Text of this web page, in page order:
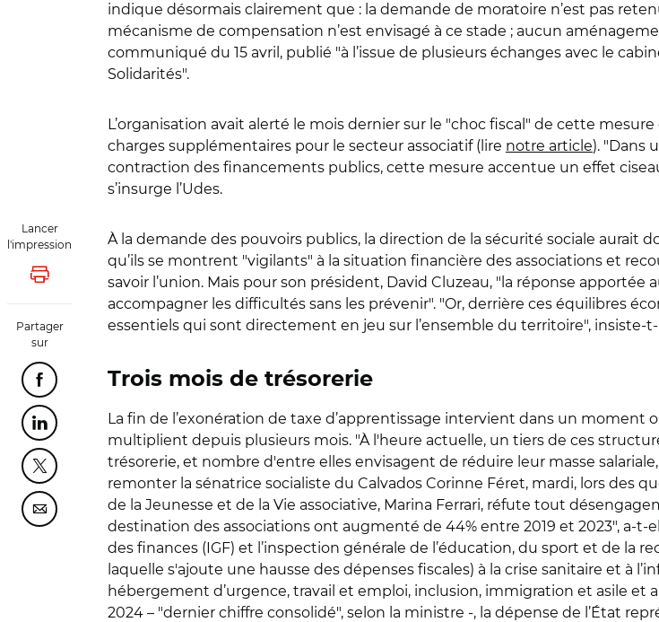
Lancer
l'impression
Lancer l'impression
Partager
sur
Partager cette page sur Facebook
Partager cette page sur Linkedin
Partager cette page sur Twitter
Partager cette page sur Courriel
indique désormais clairement que : la demande de moratoire n’est pas
mécanisme de compensation n’est envisagé à ce stade ; aucun
communiqué du 15 avril, publié "à l’issue de plusieurs échanges avec le
Solidarités".
L’organisation avait alerté le mois dernier sur le "choc fiscal" de cette
charges supplémentaires pour le secteur associatif (lire notre article). "Dans
contraction des financements publics, cette mesure accentue un effet
s’insurge l’Udes.
À la demande des pouvoirs publics, la direction de la sécurité sociale
qu’ils se montrent "vigilants" à la situation financière des associations et
savoir l’union. Mais pour son président, David Cluzeau, "la réponse apportée
accompagner les difficultés sans les prévenir". "Or, derrière ces équilibres
essentiels qui sont directement en jeu sur l’ensemble du territoire", insiste-
Trois mois de trésorerie
La fin de l’exonération de taxe d’apprentissage intervient dans un moment
multiplient depuis plusieurs mois. "À l'heure actuelle, un tiers de ces
trésorerie, et nombre d'entre elles envisagent de réduire leur masse
remonter la sénatrice socialiste du Calvados Corinne Féret, mardi, lors des
de la Jeunesse et de la Vie associative, Marina Ferrari, réfute tout
destination des associations ont augmenté de 44% entre 2019 et 2023", a-t-
des finances (IGF) et l’inspection générale de l’éducation, du sport et de la
laquelle s'ajoute une hausse des dépenses fiscales) à la crise sanitaire et à
hébergement d’urgence, travail et emploi, inclusion, immigration et asile et
2024 – "dernier chiffre consolidé", selon la ministre -, la dépense de l’État